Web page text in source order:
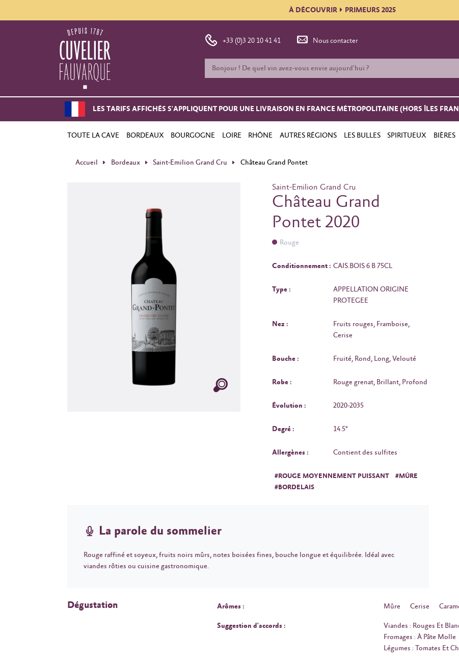
À DÉCOUVRIR PRIMEURS 2025
+33 (0)3 20 10 41 41 Nous contacter
LES TARIFS AFFICHÉS S'APPLIQUENT POUR UNE LIVRAISON EN FRANCE MÉTROPOLITAINE (HORS ÎLES
TOUTE LA CAVE BORDEAUX BOURGOGNE LOIRE RHÔNE AUTRES RÉGIONS LES BULLES SPIRITUEUX BIÈRES
Accueil Bordeaux Saint-Emilion Grand Cru Château Grand Pontet
Saint-Emilion Grand Cru
Château Grand
Pontet 2020
Rouge
Conditionnement : CAIS.BOIS 6 B 75CL
Type :
APPELLATION ORIGINE
PROTEGEE
Nez :
Fruits rouges, Framboise,
Cerise
Bouche : Fruité, Rond, Long, Velouté
Robe : Rouge grenat, Brillant, Profond
Évolution : 2020-2035
Degré : 14.5°
Allergènes : Contient des sulfites
#ROUGE MOYENNEMENT PUISSANT
#MÛRE
#BORDELAIS
La parole du sommelier
Rouge raffiné et soyeux, fruits noirs mûrs, notes boisées fines, bouche longue et équilibrée. Idéal avec
viandes rôties ou cuisine gastronomique.
Dégustation Arômes : Mûre Cerise
Suggestion d'accords :
Viandes : Rouges Et
Fromages : À Pâte Molle
Légumes : Tomates Et